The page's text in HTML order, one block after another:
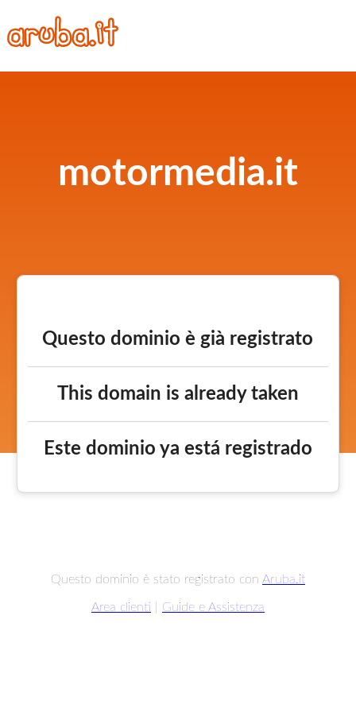
motormedia.it
Questo dominio è già registrato
This domain is already taken
Este dominio ya está registrado
Questo dominio è stato registrato con Aruba.it
Area clienti Guide e Assistenza